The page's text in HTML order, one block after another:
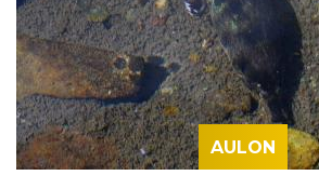
AULON